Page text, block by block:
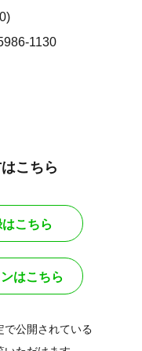
1130
こちら
こちら
はこちら
で公開されている